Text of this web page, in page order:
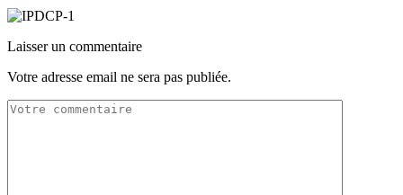
Laisser un commentaire
Votre adresse email ne sera pas publiée.